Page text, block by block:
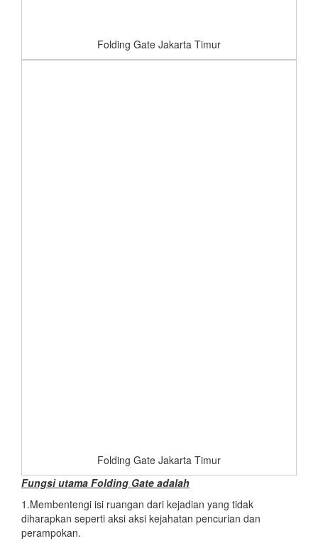
Folding Gate Jakarta Timur
Folding Gate Jakarta Timur
Fungsi utama Folding Gate adalah
1.Membentengi isi ruangan dari kejadian yang tidak
diharapkan seperti aksi aksi kejahatan pencurian dan
perampokan.